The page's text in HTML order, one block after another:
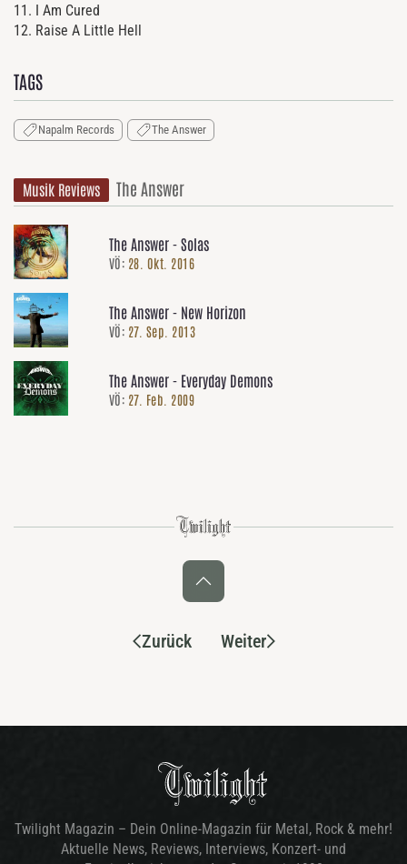
11. I Am Cured
12. Raise A Little Hell
TAGS
Napalm Records The Answer
Musik Reviews The Answer
The Answer - Solas
VÖ: 28. Okt. 2016
The Answer - New Horizon
VÖ: 27. Sep. 2013
The Answer - Everyday Demons
VÖ: 27. Feb. 2009
Zurück Weiter
Twilight Magazin – Dein Online-Magazin für Metal, Rock & mehr!
Aktuelle News, Reviews, Interviews, Konzert- und